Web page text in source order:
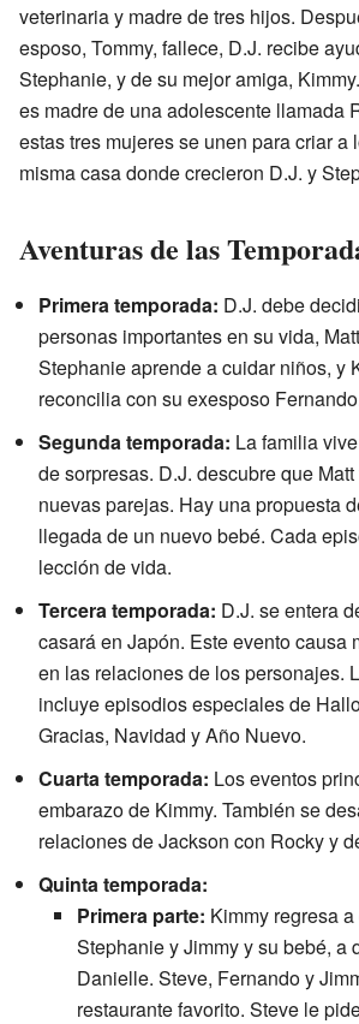
veterinaria y madre de tres hijos.
esposo, Tommy, fallece, D.J. recibe
Stephanie, y de su mejor amiga,
es madre de una adolescente llamada
estas tres mujeres se unen para criar a
misma casa donde crecieron D.J. y
Aventuras de las
Primera temporada: D.J. debe
personas importantes en su vida,
Stephanie aprende a cuidar niños, y
reconcilia con su exesposo
Segunda temporada: La familia
de sorpresas. D.J. descubre que
nuevas parejas. Hay una propuesta
llegada de un nuevo bebé. Cada
lección de vida.
Tercera temporada: D.J. se entera
casará en Japón. Este evento causa
en las relaciones de los personajes.
incluye episodios especiales de
Gracias, Navidad y Año Nuevo.
Cuarta temporada: Los eventos
embarazo de Kimmy. También se
relaciones de Jackson con Rocky y
Quinta temporada:
Primera parte: Kimmy regresa
Stephanie y Jimmy y su bebé, a
Danielle. Steve, Fernando y
restaurante favorito. Steve le